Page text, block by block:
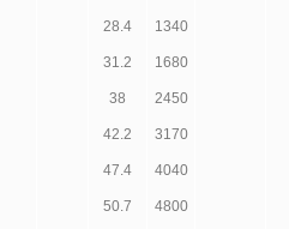
28.4 1340
31.2 1680
38 2450
42.2 3170
47.4 4040
50.7 4800